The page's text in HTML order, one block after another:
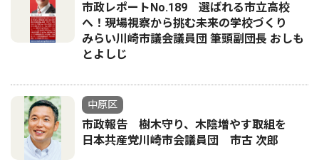
市政レポートNo.189 選ばれる市立高校
へ！現場視察から挑む未来の学校づくり
みらい川崎市議会議員団 筆頭副団長 おしも
とよしじ
中原区
市政報告 樹木守り、木陰増やす取組を
日本共産党川崎市会議員団 市古 次郎